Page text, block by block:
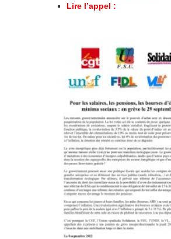
Lire l’appel :